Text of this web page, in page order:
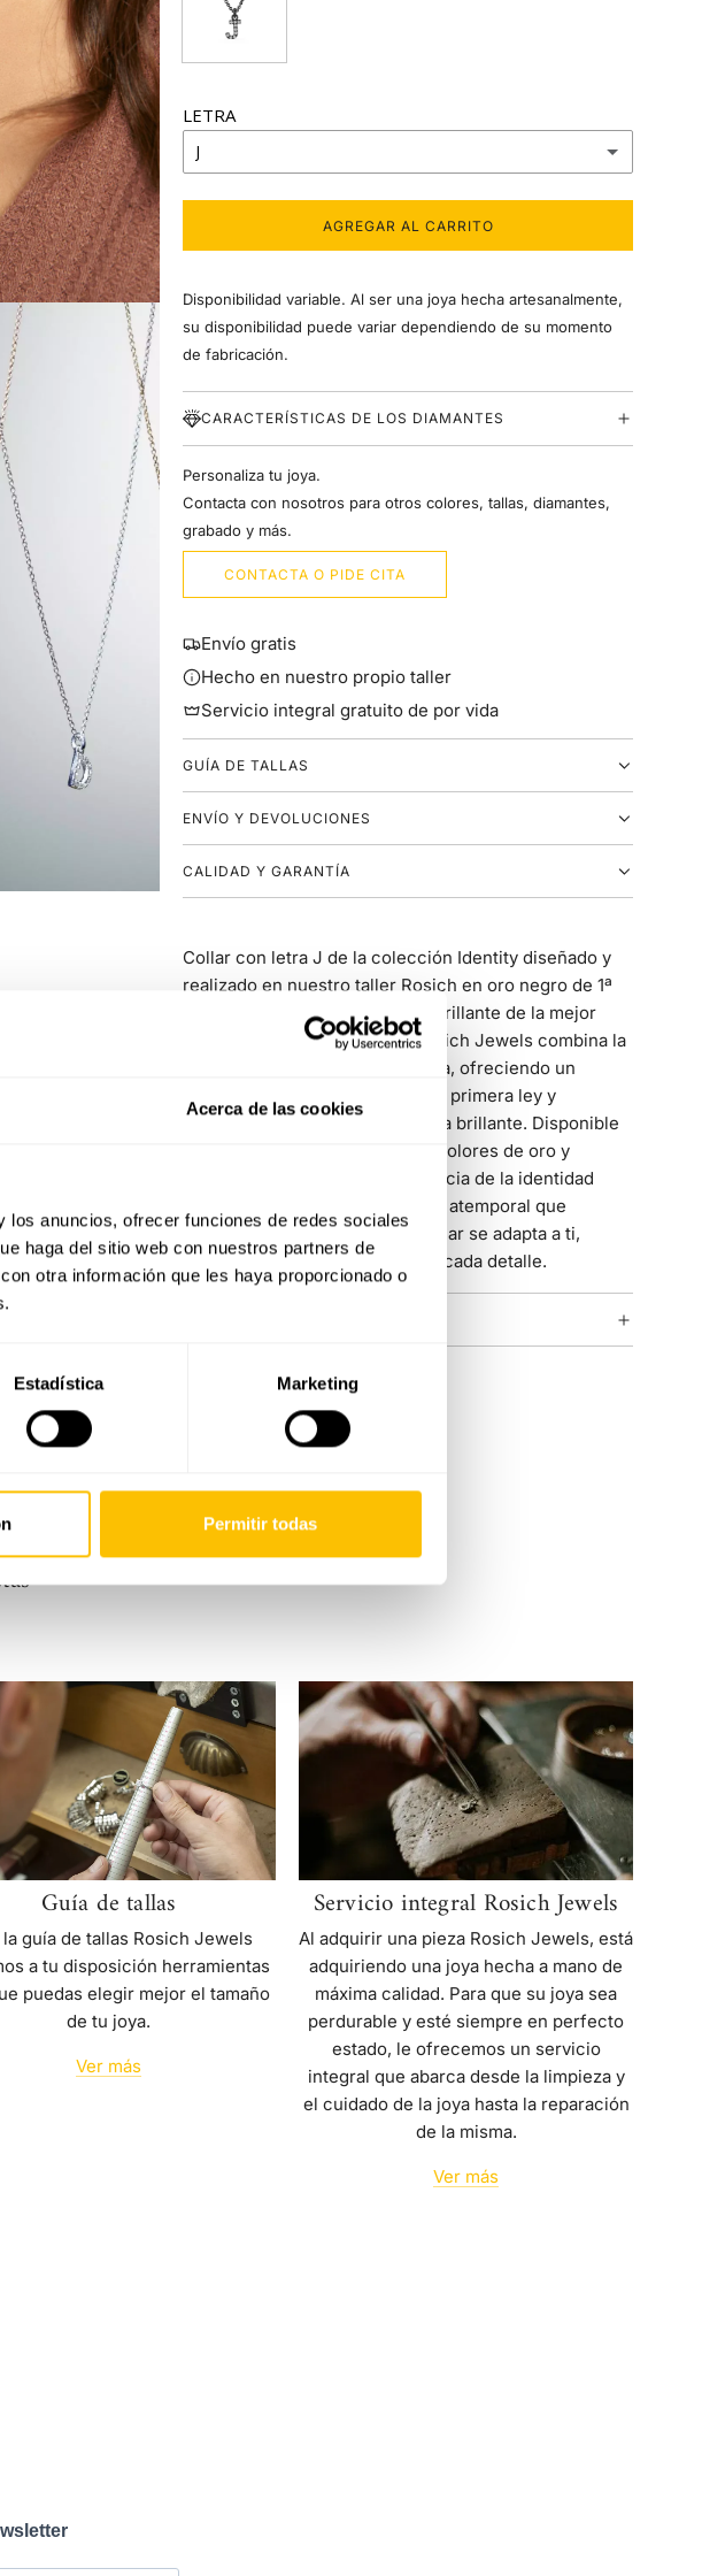
Acerca de las cookies
anuncios, ofrecer funciones de redes sociales
haga del sitio web con nuestros partners de
otra información que les haya proporcionado o
Estadística Marketing
Permitir todas
LETRA
J
A
B
C
D
E
F
G
I
M
N
V
AGREGAR AL CARRITO
C
A
G
A
O
Disponibilidad variable. Al ser una joya hecha artesanalmente,
su disponibilidad puede variar dependiendo de su momento
de fabricación.
CARACTERÍSTICAS DE LOS DIAMANTES
Personaliza tu joya.
Contacta con nosotros para otros colores, tallas, diamantes,
grabado y más.
CONTACTA O PIDE CITA
Envío gratis
Hecho en nuestro propio taller
Servicio integral gratuito de por vida
GUÍA DE TALLAS
ENVÍO Y DEVOLUCIONES
CALIDAD Y GARANTÍA
Collar con letra J de la colección Identity diseñado y
realizado en nuestro taller Rosich en oro negro de 1ª
ley y diamantes marrones talla brillante de la mejor
El Collar Identity de Rosich Jewels combina la
personalización con la elegancia, ofreciendo un
colgante con tu inicial en oro de primera ley y
resplandecientes diamantes talla brillante. Disponible
en diversas combinaciones de colores de oro y
diamantes, esta pieza es la esencia de la identidad
personal y estilo. Con un diseño atemporal que
trasciende tendencias, cada collar se adapta a ti,
celebrando tu individualidad en cada detalle.
Guía
tallas
Guía de tallas
la guía de tallas Rosich Jewels
a tu disposición herramientas
puedas elegir mejor el tamaño
de tu joya.
Ver más
Servicio
integral
Rosich
Jewels
Servicio integral Rosich Jewels
Al adquirir una pieza Rosich Jewels, está
adquiriendo una joya hecha a mano de
máxima calidad. Para que su joya sea
perdurable y esté siempre en perfecto
estado, le ofrecemos un servicio
integral que abarca desde la limpieza y
el cuidado de la joya hasta la reparación
de la misma.
Ver más